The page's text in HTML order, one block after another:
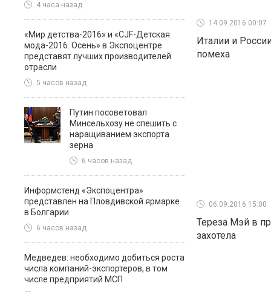
4 часа назад
«Мир детства-2016» и «CJF-Детская
мода-2016. Осень» в Экспоцентре
представят лучших производителей
отрасли
5 часов назад
Путин посоветовал
Минсельхозу не спешить с
наращиванием экспорта
зерна
6 часов назад
Информстенд «Экспоцентра»
представлен на Пловдивской ярмарке
в Болгарии
6 часов назад
Медведев: необходимо добиться роста
числа компаний-экспортеров, в том
числе предприятий МСП
14.09.2016 00:07
Италии и
помеха
06.09.2016 15:00
Тереза Мэй в
захотела